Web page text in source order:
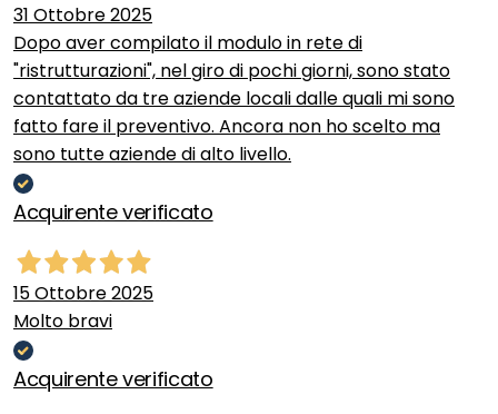
31 Ottobre 2025
Dopo aver compilato il modulo in rete di
"ristrutturazioni", nel giro di pochi giorni, sono stato
contattato da tre aziende locali dalle quali mi sono
fatto fare il preventivo. Ancora non ho scelto ma
sono tutte aziende di alto livello.
Acquirente verificato
15 Ottobre 2025
Molto bravi
Acquirente verificato